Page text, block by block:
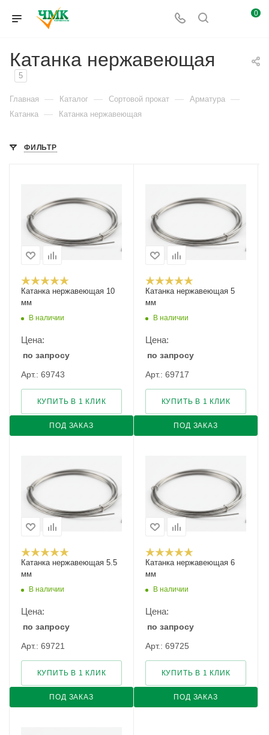
0
Катанка нержавеющая
5
Главная — Каталог — Сортовой прокат — Арматура —
Катанка — Катанка нержавеющая
ФИЛЬТР
Катанка нержавеющая 10
мм
В наличии
Цена:
по запросу
Арт.: 69743
ПОД ЗАКАЗ
КУПИТЬ В 1 КЛИК
Катанка нержавеющая 5
мм
В наличии
Цена:
по запросу
Арт.: 69717
ПОД ЗАКАЗ
КУПИТЬ В 1 КЛИК
Катанка нержавеющая 5.5
мм
В наличии
Цена:
по запросу
Арт.: 69721
ПОД ЗАКАЗ
КУПИТЬ В 1 КЛИК
Катанка нержавеющая 6
мм
В наличии
Цена:
по запросу
Арт.: 69725
ПОД ЗАКАЗ
КУПИТЬ В 1 КЛИК